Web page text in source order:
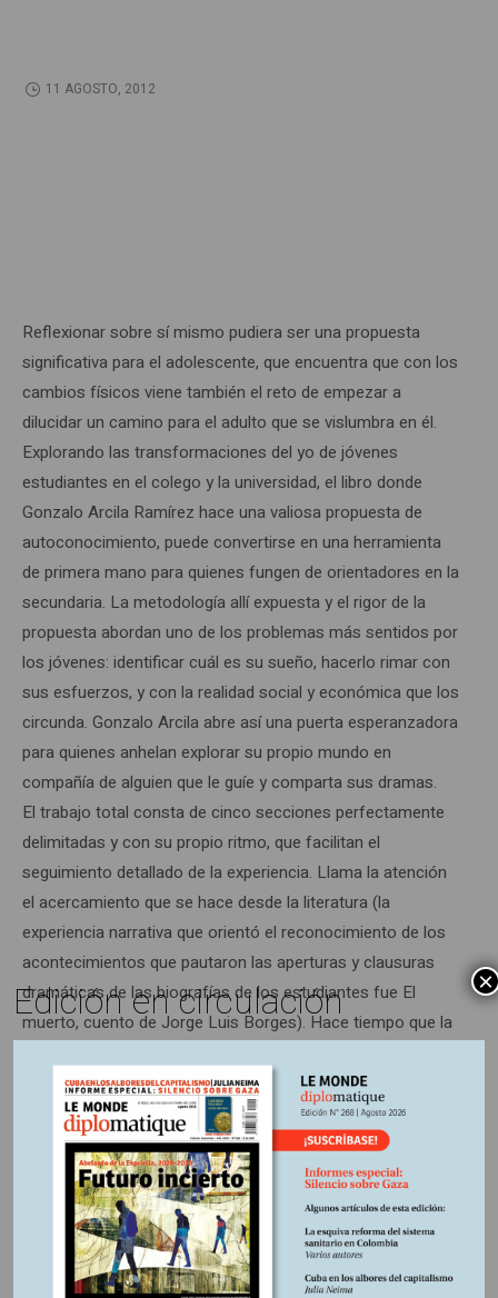
11 AGOSTO, 2012
Reflexionar sobre sí mismo pudiera ser una propuesta
significativa para el adolescente, que encuentra que con los
cambios físicos viene también el reto de empezar a
dilucidar un camino para el adulto que se vislumbra en él.
Explorando las transformaciones del yo de jóvenes
estudiantes en el colego y la universidad, el libro donde
Gonzalo Arcila Ramírez hace una valiosa propuesta de
autoconocimiento, puede convertirse en una herramienta
de primera mano para quienes fungen de orientadores en la
secundaria. La metodología allí expuesta y el rigor de la
propuesta abordan uno de los problemas más sentidos por
los jóvenes: identificar cuál es su sueño, hacerlo rimar con
sus esfuerzos, y con la realidad social y económica que los
circunda. Gonzalo Arcila abre así una puerta esperanzadora
para quienes anhelan explorar su propio mundo en
compañía de alguien que le guíe y comparta sus dramas.
El trabajo total consta de cinco secciones perfectamente
delimitadas y con su propio ritmo, que facilitan el
seguimiento detallado de la experiencia. Llama la atención
el acercamiento que se hace desde la literatura (la
experiencia narrativa que orientó el reconocimiento de los
acontecimientos que pautaron las aperturas y clausuras
dramáticas de las biografías de los estudiantes fue El
muerto, cuento de Jorge Luis Borges). Hace tiempo que la
lenguaje que los estudiantes utilizan no pasa de ser el
básico para comunicarse. Es por eso que este ejercicio de
lectura y escritura tiene un valor específico, y más si se
tiene el cuidado de guiar la redacción no solamente en
términos de calidad comunicativa sino también en calidad
discursiva.
De otro lado, el ejercicio de Gonzalo Arcila constata una
Edición en circulación ×